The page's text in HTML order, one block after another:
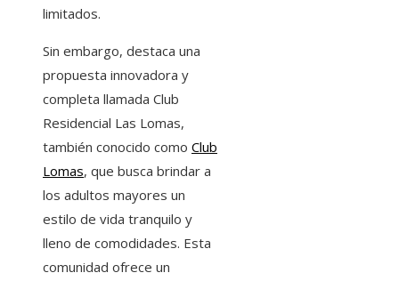
limitados.
Sin embargo, destaca una
propuesta innovadora y
completa llamada Club
Residencial Las Lomas,
también conocido como Club
Lomas, que busca brindar a
los adultos mayores un
estilo de vida tranquilo y
lleno de comodidades. Esta
comunidad ofrece un